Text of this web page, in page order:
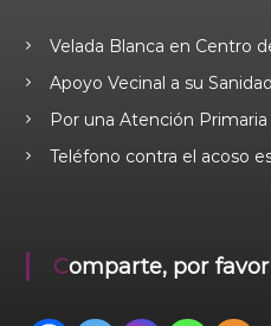
Velada Blanca en Centro
Apoyo Vecinal a su
Por una Atención Primaria
Teléfono contra el acoso
Comparte, por favor